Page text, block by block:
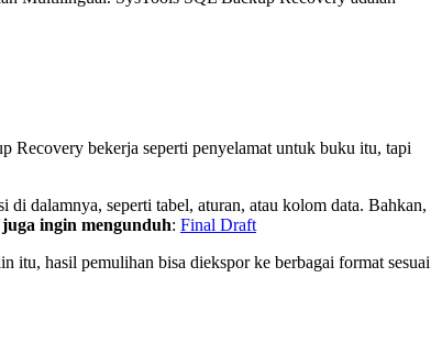
Recovery bekerja seperti penyelamat untuk buku itu, tapi
dalamnya, seperti tabel, aturan, atau kolom data. Bahkan,
ingin mengunduh: Final Draft
itu, hasil pemulihan bisa diekspor ke berbagai format sesuai